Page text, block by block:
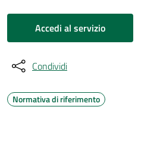
Accedi al servizio
Condividi
Normativa di riferimento